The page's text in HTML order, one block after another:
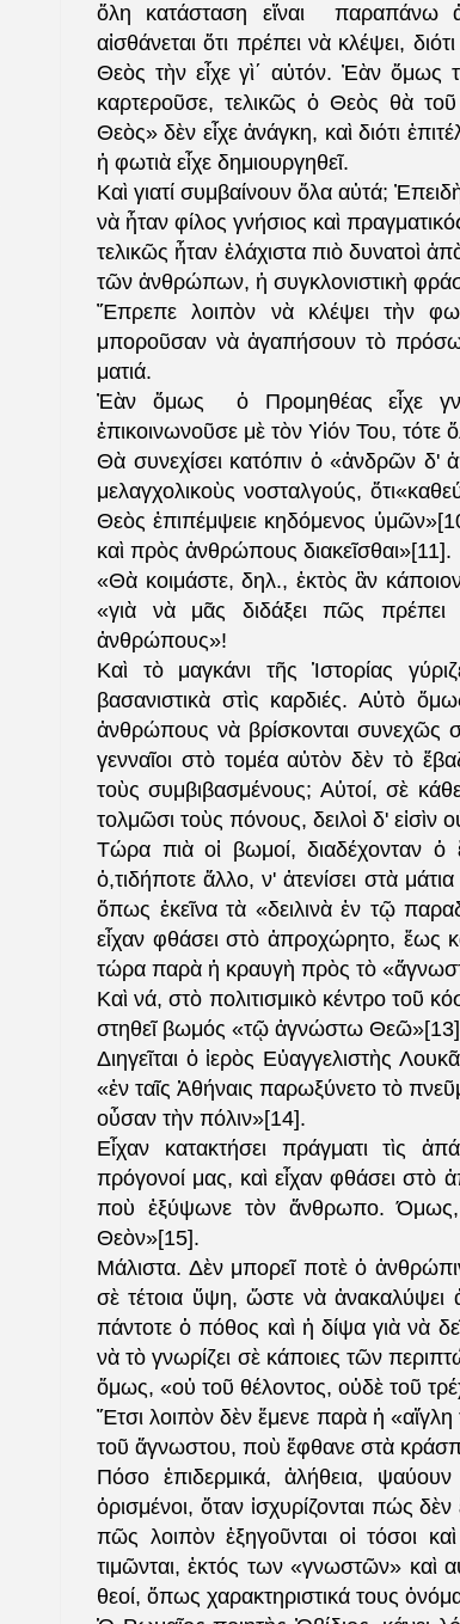
ὅλη κατάσταση εἴναι παραπάνω
αἰσθάνεται ὅτι πρέπει νὰ κλέψει,
Θεὸς τὴν εἶχε γὶ΄ αὐτόν. Ἐὰν ὅμως
καρτεροῦσε, τελικῶς ὁ Θεὸς θὰ τοῦ
Θεὸς» δὲν εἶχε ἀνάγκη, καὶ διότι
ἡ φωτιὰ εἶχε δημιουργηθεῖ.
Καὶ γιατί συμβαίνουν ὅλα αὐτά;
νὰ ἦταν φίλος γνήσιος καὶ
τελικῶς ἦταν ἐλάχιστα πιὸ δυνατοὶ
τῶν ἀνθρώπων, ἡ συγκλονιστικὴ
Ἔπρεπε λοιπὸν νὰ κλέψει τὴν
μποροῦσαν νὰ ἀγαπήσουν τὸ
ματιά.
Ἐὰν ὄμως ὁ Προμηθέας εἶχε
ἐπικοινωνοῦσε μὲ τὸν Υἱόν Του, τότε
Θὰ συνεχίσει κατόπιν ὁ «ἀνδρῶν
μελαγχολικοὺς νοσταλγούς,
Θεὸς ἐπιπέμψειε κηδόμενος
καὶ πρὸς ἀνθρώπους διακεῖσθαι»[11].
«Θὰ κοιμάστε, δηλ., ἐκτὸς ἂν
«γιὰ νὰ μᾶς διδάξει πῶς
ἀνθρώπους»!
Καὶ τὸ μαγκάνι τῆς Ἱστορίας
βασανιστικὰ στὶς καρδιές. Αὐτὸ
ἀνθρώπους νὰ βρίσκονται συνεχῶς
γενναῖοι στὸ τομέα αὐτὸν δὲν τὸ
τοὺς συμβιβασμένους; Αὐτοί, σὲ
τολμῶσι τοὺς πόνους, δειλοὶ δ' εἰσὶν
Τώρα πιὰ οἱ βωμοί, διαδέχονταν
ὀ,τιδήποτε ἄλλο, ν' ἀτενίσει στὰ
ὅπως ἐκεῖνα τὰ «δειλινὰ ἐν τῷ
εἶχαν φθάσει στὸ ἀπροχώρητο, ἕως
τώρα παρὰ ἡ κραυγὴ πρὸς τὸ
Καὶ νά, στὸ πολιτισμικὸ κέντρο τοῦ
στηθεῖ βωμός «τῷ ἀγνώστω
Διηγεῖται ὁ ἱερὸς Εὐαγγελιστὴς
«ἐν ταῖς Ἀθήναις παρωξύνετο τὸ
οὖσαν τὴν πόλιν»[14].
Εἶχαν κατακτήσει πράγματι τὶς
πρόγονοί μας, καὶ εἶχαν φθάσει στὸ
ποὺ ἐξύψωνε τὸν ἄνθρωπο.
Θεὸν»[15].
Μάλιστα. Δὲν μπορεῖ ποτὲ ὁ
σὲ τέτοια ὕψη, ὥστε νὰ
πάντοτε ὁ πόθος καὶ ἡ δίψα γιὰ νὰ
νὰ τὸ γνωρίζει σὲ κάποιες τῶν
ὅμως, «οὐ τοῦ θέλοντος, οὐδὲ τοῦ
Ἔτσι λοιπὸν δὲν ἔμενε παρὰ ἡ
τοῦ ἄγνωστου, ποὺ ἔφθανε στὰ
Πόσο ἐπιδερμικά, ἀλήθεια,
ὁρισμένοι, ὅταν ἰσχυρίζονται πώς
πῶς λοιπὸν ἐξηγοῦνται οἱ τόσοι
τιμῶνται, ἐκτός των «γνωστῶν» καὶ
θεοί, ὅπως χαρακτηριστικά τους